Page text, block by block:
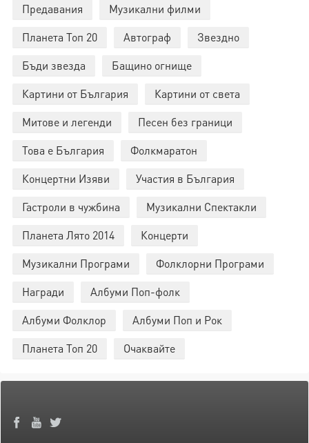
Предавания
Музикални филми
Планета Топ 20
Автограф
Звездно
Бъди звезда
Бащино огнище
Картини от България
Картини от света
Митове и легенди
Песен без граници
Това е България
Фолкмаратон
Концертни Изяви
Участия в България
Гастроли в чужбина
Музикални Спектакли
Планета Лято 2014
Концерти
Музикални Програми
Фолклорни Програми
Награди
Албуми Поп-фолк
Албуми Фолклор
Албуми Поп и Рок
Планета Топ 20
Очаквайте